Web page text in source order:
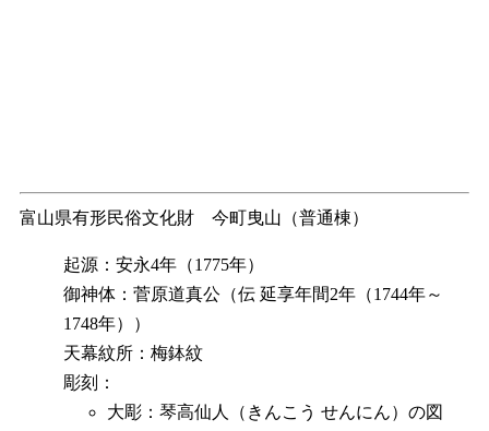
富山県有形民俗文化財 今町曳山（普通棟）
起源：安永4年（1775年）
御神体：菅原道真公（伝 延享年間2年（1744年～
1748年））
天幕紋所：梅鉢紋
彫刻：
大彫：琴高仙人（きんこう せんにん）の図